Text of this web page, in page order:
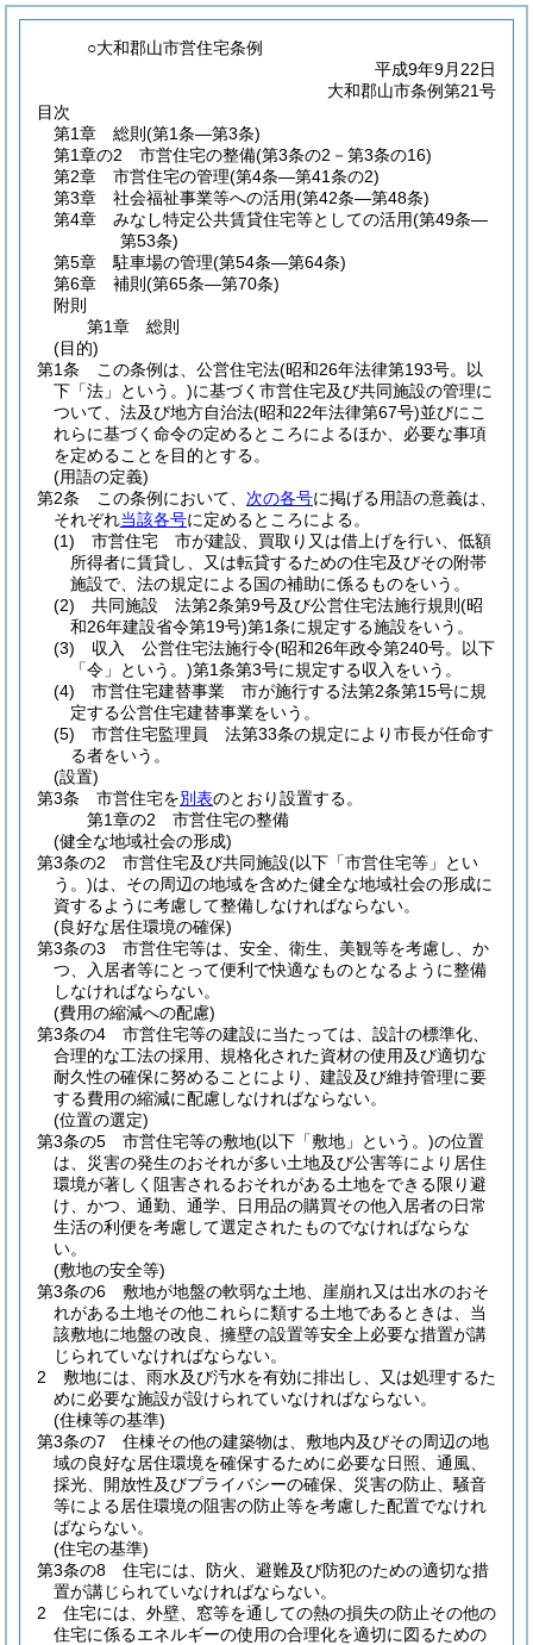
○大和郡山市営住宅条例
平成9年9月22日
大和郡山市条例第21号
目次
第1章
総則 (第1条―第3条)
第1章の2
市営住宅の整備(第3条の2－第3条の16)
第2章
市営住宅の管理(第4条―第41条の2)
第3章
社会福祉事業等への活用(第42条―第48条)
第4章
みなし特定公共賃貸住宅等としての活用(第49条―
第53条)
第5章
駐車場の管理(第54条―第64条)
第6章
補則 (第65条―第70条)
附則
第1章
総則
(目的)
第1条
この条例は、公営住宅法(昭和26年法律第193号。以
下「法」という。)に基づく市営住宅及び共同施設の管理に
ついて、法及び地方自治法(昭和22年法律第67号)並びにこ
れらに基づく命令の定めるところによるほか、必要な事項
を定めることを目的とする。
(用語の定義)
第2条
この条例において、 次の各号に掲げる用語の意義は、
それぞれ当該各号に定めるところによる。
(1)
市営住宅 市が建設、買取り又は借上げを行い、低額
所得者に賃貸し、又は転貸するための住宅及びその附帯
施設で、法の規定による国の補助に係るものをいう。
(2)
共同施設 法第2条第9号及び公営住宅法施行規則 (昭
和26年建設省令第19号)第1条に規定する施設をいう。
(3)
収入 公営住宅法施行令(昭和26年政令第240号。以下
「令」という。)第1条第3号に規定する収入をいう。
(4)
市営住宅建替事業 市が施行する法第2条第15号に規
定する公営住宅建替事業をいう。
(5)
市営住宅監理員 法第33条の規定により市長が任命す
る者をいう。
(設置)
第3条
市営住宅を別表のとおり設置する。
第1章の2
市営住宅の整備
(健全な地域社会の形成)
第3条の2
市営住宅及び共同施設(以下「市営住宅等」とい
う。)は、その周辺の地域を含めた健全な地域社会の形成に
資するように考慮して整備しなければならない。
(良好な居住環境の確保)
第3条の3
市営住宅等は、安全、衛生、美観等を考慮し、か
つ、入居者等にとって便利で快適なものとなるように整備
しなければならない。
(費用の縮減への配慮)
第3条の4
市営住宅等の建設に当たっては、設計の標準化、
合理的な工法の採用、規格化された資材の使用及び適切な
耐久性の確保に努めることにより、建設及び維持管理に要
する費用の縮減に配慮しなければならない。
(位置の選定)
第3条の5
市営住宅等の敷地(以下「敷地」という。)の位置
は、災害の発生のおそれが多い土地及び公害等により居住
環境が著しく阻害されるおそれがある土地をできる限り避
け、かつ、通勤、通学、日用品の購買その他入居者の日常
生活の利便を考慮して選定されたものでなければならな
い。
(敷地の安全等)
第3条の6
敷地が地盤の軟弱な土地、崖崩れ又は出水のおそ
れがある土地その他これらに類する土地であるときは、当
該敷地に地盤の改良、擁壁の設置等安全上必要な措置が講
じられていなければならない。
2
敷地には、雨水及び汚水を有効に排出し、又は処理するた
めに必要な施設が設けられていなければならない。
(住棟等の基準)
第3条の7
住棟その他の建築物は、敷地内及びその周辺の地
域の良好な居住環境を確保するために必要な日照、通風、
採光、開放性及びプライバシーの確保、災害の防止、騒音
等による居住環境の阻害の防止等を考慮した配置でなけれ
ばならない。
(住宅の基準)
第3条の8
住宅には、防火、避難及び防犯のための適切な措
置が講じられていなければならない。
2
住宅には、外壁、窓等を通しての熱の損失の防止その他の
住宅に係るエネルギーの使用の合理化を適切に図るための